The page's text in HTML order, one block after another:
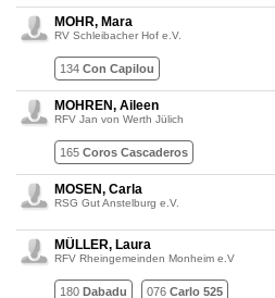
MOHR, Mara
RV Schleibacher Hof e.V.
134 Con Capilou
MOHREN, Aileen
RFV Jan von Werth Jülich
165 Coros Cascaderos
MOSEN, Carla
RSG Gut Anstelburg e.V.
MÜLLER, Laura
RFV Rheingemeinden Monheim e.V
180 Dabadu 076 Carlo 525